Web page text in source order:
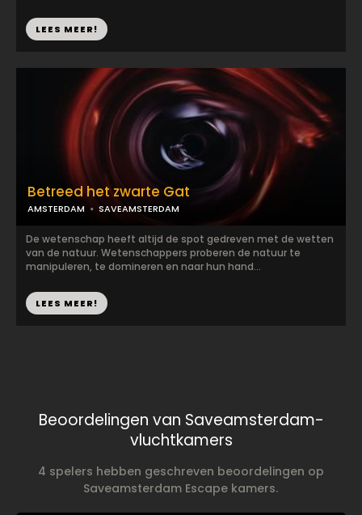
LEES MEER!
Betreed het zwarte Gat
AMSTERDAM SAVEAMSTERDAM
De wetenschap heeft altijd de spot gedreven met de wetten
van de natuur. Wetenschappers proberen de natuur te
manipuleren, te domineren en naar hun hand...
LEES MEER!
Beoordelingen van Saveamsterdam-
vluchtkamers
4 spelers hebben geschreven beoordelingen op
Saveamsterdam Escape kamers.